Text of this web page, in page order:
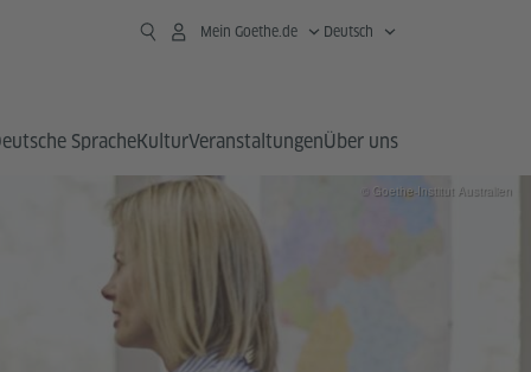
Mein Goethe.de Deutsch
SpracheKulturVeranstaltungenÜber uns
© Goethe-Institut Australien